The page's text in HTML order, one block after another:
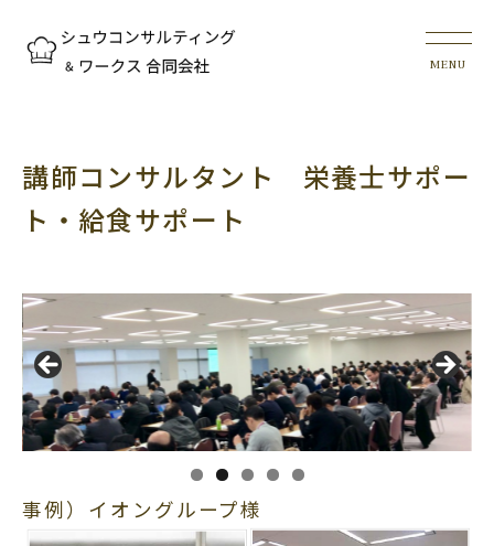
講師コンサルタント 栄養士サポー
ト・給食サポート
事例）イオングループ様